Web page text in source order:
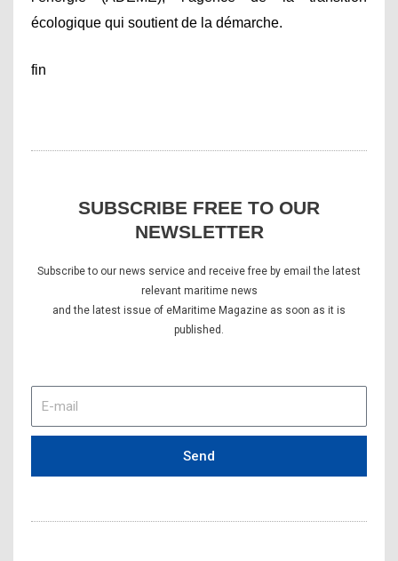
écologique qui soutient de la démarche.
fin
SUBSCRIBE FREE TO OUR
NEWSLETTER
Subscribe to our news service and receive free by email the latest
relevant maritime news
and the latest issue of eMaritime Magazine as soon as it is
published.
mail
Send